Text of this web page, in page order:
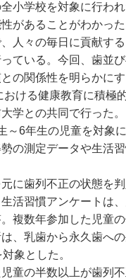
小学校を対象に行わ
があることがわかった
人々の毎日に貢献す
ている。今回、歯並
の関係性を明らかに
ける健康教育に積極
学との共同で行った。
6年生の児童を対象
の測定データや生活
に歯列不正の状態を
活習慣アンケートは
複数年参加した児童
、乳歯から永久歯へ
象とした。
童の半数以上が歯列